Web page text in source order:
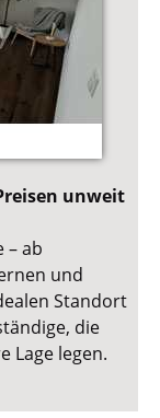
unweit
– ab
und
Standort
die
Lage legen.